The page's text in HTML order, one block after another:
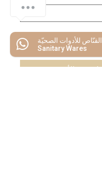
اضف للسلة
اشتريه الأن
القنّاص للأدوات الصحيّة | Al-Qannas
Sanitary Wares